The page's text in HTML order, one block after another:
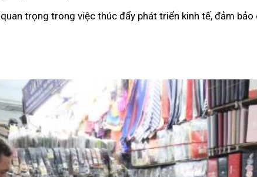
trọng trong việc thúc đẩy phát triển kinh tế, đảm